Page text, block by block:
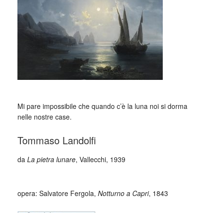
Mi pare impossibile che quando c’è la luna noi si dorma
nelle nostre case.
Tommaso Landolfi
da La pietra lunare, Vallecchi, 1939
opera: Salvatore Fergola, Notturno a Capri, 1843